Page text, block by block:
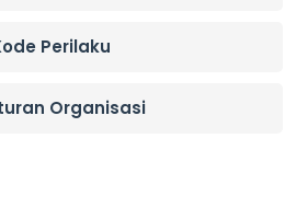
Perilaku
Organisasi